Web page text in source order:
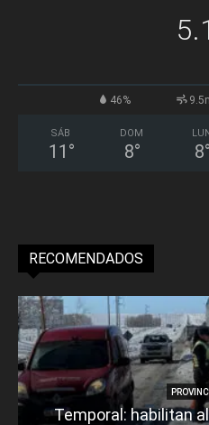
5.1
46%
SÁB
11 °
DOM
8° 8°
RECOMENDADOS
Temporal: habilitan